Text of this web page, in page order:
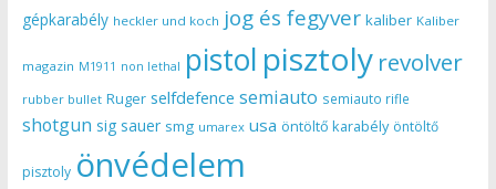
gépkarabély heckler und koch jog és fegyver kaliber Kaliber
magazin M1911 non lethal pistol pisztoly revolver
rubber bullet Ruger selfdefence semiauto semiauto rifle
shotgun sig sauer smg umarex usa öntöltő karabély öntöltő
pisztoly önvédelem